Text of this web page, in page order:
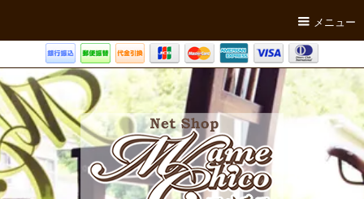
メニュー